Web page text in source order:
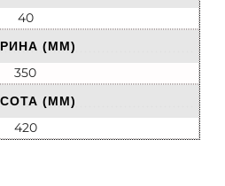
40
(ММ)
350
(ММ)
420